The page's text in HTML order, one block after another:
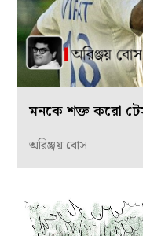
মনকে শক্ত করো
অরিঞ্জয় বোস